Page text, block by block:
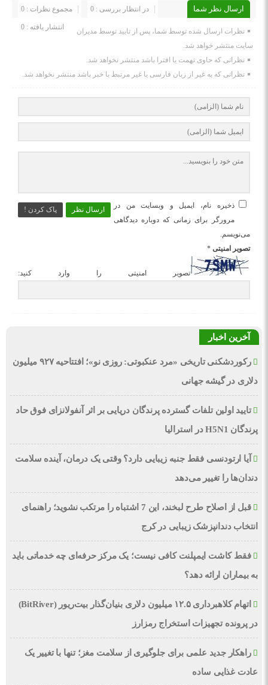
ارسال نظر شما مجموع نظرات : 0 در انتظار بررسی : 0
انتشار یافته : 0
نظرات ارسال شده توسط شما، پس از تایید توسط مدیران
سایت منتشر خواهد شد.
نظراتی که حاوی تهمت یا افترا باشد منتشر نخواهد شد.
نظراتی که به غیر از زبان فارسی یا غیر مرتبط با خبر باشد منتشر نخواهد شد.
ارسال نظر پاک کردن !
ذخیره نام، ایمیل و وبسایت من در
مرورگر برای زمانی که دوباره دیدگاهی
می‌نویسم.
تصویر امنیتی *
تصویر امنیتی را وارد کنید:
آخرین اخبار
رکوردشکنی تاریخی «مرد عنکبوتی: روزی نو»؛ افتتاحیه ۹۲۷ میلیون
دلاری در گیشه جهانی
تایید اولین تلفات گسترده پرندگان دریایی بر اثر آنفولانزای فوق حاد
پرندگان H5N1 در استرالیا
آیا ارتودنسی فقط جنبه زیبایی دارد؟ وقتی یک درمان، آینده سلامت
دندان‌ها را تغییر می‌دهد
قبل از اصلاح طرح لبخند، این 7 اشتباه را مرتکب نشوید؛ راهنمای
انتخاب دندانپزشک زیبایی در کرج
فقط کاشت ایمپلنت کافی نیست؛ یک مرکز حرفه‌ای چه خدماتی باید
به بیماران ارائه دهد؟
اتهام کلاهبرداری ۱۲.۵ میلیون دلاری بنیان‌گذار بیت‌ریور (BitRiver)
در پرونده تجهیزات استخراج رمزارز
راهکار جدید علمی برای جلوگیری از سلامت مغز؛ تنها با تغییر یک
عادت غذایی ساده